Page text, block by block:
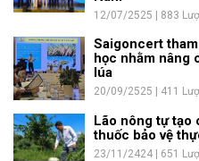
12/07/2525 | 883
Saigoncert
học nhằm nâng
lúa
20/09/2525 | 411
Lão nông tự tạo
thuốc bảo vệ
23/11/2424 | 651